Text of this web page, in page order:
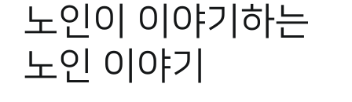
노인이 이야기하는
노인 이야기